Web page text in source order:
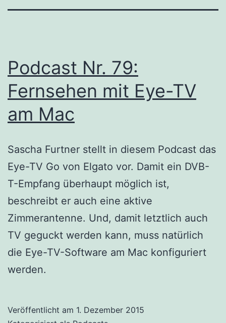
Podcast Nr. 79:
Fernsehen mit Eye-TV
am Mac
Sascha Furtner stellt in diesem Podcast das
Eye-TV Go von Elgato vor. Damit ein DVB-
T-Empfang überhaupt möglich ist,
beschreibt er auch eine aktive
Zimmerantenne. Und, damit letztlich auch
TV geguckt werden kann, muss natürlich
die Eye-TV-Software am Mac konfiguriert
werden.
Veröffentlicht am 1. Dezember 2015